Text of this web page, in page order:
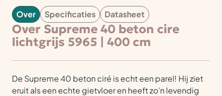
Over Specificaties Datasheet
Over Supreme 40 beton cire
lichtgrijs 5965 | 400 cm
De Supreme 40 beton ciré is echt een parel! Hij ziet
eruit als een echte gietvloer en heeft zo’n levendig